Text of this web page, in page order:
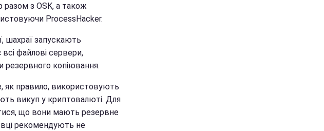
разом з OSK, а також
ProcessHacker.
шахраї запускають
файлові сервери,
копіювання.
як правило, використовують
викуп у криптовалюті. Для
що вони мають резервне
рекомендують не